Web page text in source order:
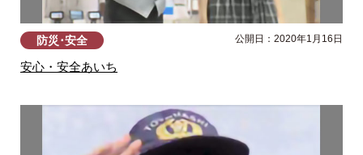
防災･安全 公開日：2020年1月16日
安心・安全あいち